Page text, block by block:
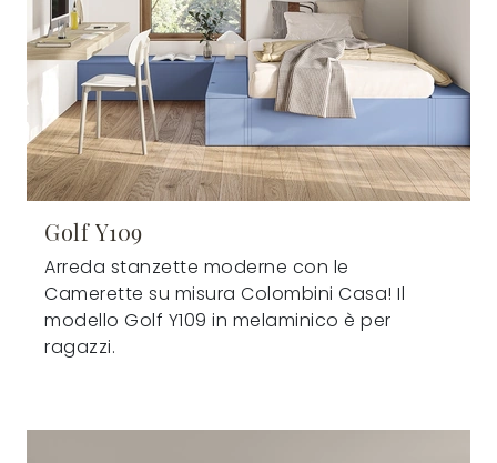
Golf Y109
Arreda stanzette moderne con le
Camerette su misura Colombini Casa! Il
modello Golf Y109 in melaminico è per
ragazzi.